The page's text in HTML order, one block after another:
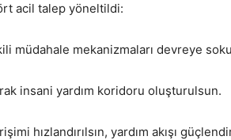
acil talep yöneltildi:
müdahale mekanizmaları devreye
insani yardım koridoru oluşturulsun.
hızlandırılsın, yardım akışı